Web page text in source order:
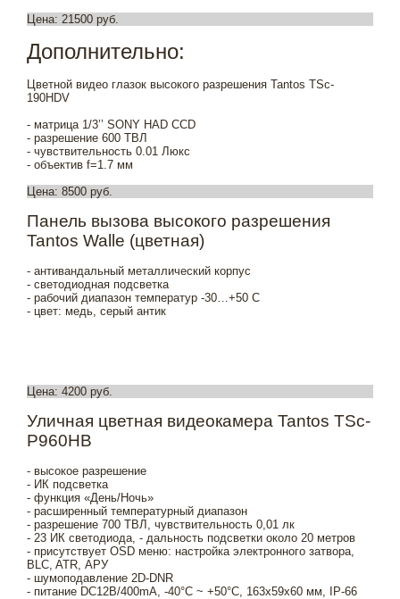
Цена: 21500 руб.
Дополнительно:
Цветной видео глазок высокого разрешения Tantos TSc-
190HDV
- матрица 1/3’’ SONY HAD CCD
- разрешение 600 ТВЛ
- чувствительность 0.01 Люкс
- объектив f=1.7 мм
Цена: 8500 руб.
Панель вызова высокого разрешения
Tantos Walle (цветная)
- антивандальный металлический корпус
- светодиодная подсветка
- рабочий диапазон температур -30…+50 С
- цвет: медь, серый антик
Цена: 4200 руб.
Уличная цветная видеокамера Tantos TSc-
P960HB
- высокое разрешение
- ИК подсветка
- функция «День/Ночь»
- расширенный температурный диапазон
- разрешение 700 ТВЛ, чувствительность 0,01 лк
- 23 ИК светодиода, - дальность подсветки около 20 метров
- присутствует OSD меню: настройка электронного затвора,
BLC, ATR, АРУ
- шумоподавление 2D-DNR
- питание DC12В/400mA, -40°С ~ +50°С, 163x59х60 мм, IP-66